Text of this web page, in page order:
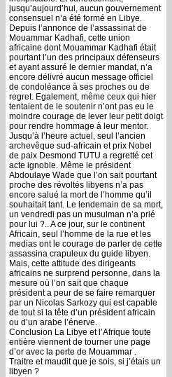
jusqu’aujourd’hui, aucun gouvernement
consensuel n’a été formé en Libye.
Depuis l’annonce de l’assassinat de
Mouammar Kadhafi, cette union
africaine dont Mouammar Kadhafi était
pourtant l’un des principaux défenseurs
et ayant assuré le dernier mandat, n’a
encore délivré aucun message officiel
de condoléance à ses proches ou de
regret. Egalement, même ceux qui hier
tentaient de le soutenir n’ont pas eu le
moindre courage de lever leur petit doigt
pour rendre hommage à leur mentor.
Jusqu’à l’heure actuel, seul l’ancien
archevêque sud-africain et prix Nobel
de paix Desmond TUTU a regretté cet
acte ignoble. Même le président
Abdoulaye Wade que l’on sait pourtant
proche des révoltés libyens n’a pas
encore salué la mort de l’homme qu’il
souhaitait tant. Le lendemain de sa mort,
un vendredi pas un musulman n’a prié
pour lui ?.. A ce jour, sur le continent
Africain, seul l’homme de la rue et les
medias ont le courage de parler de cette
assassina crapuleux du guide libyen.
Mais, cette attitude des dirigeants
africains ne surprend personne, dans la
mesure où l’on sait que chaque
président a peur de se faire remarquer
par un Nicolas Sarkozy qui est capable
de tout si la tête d’un président africain
ou d’un arabe l’énerve.
Conclusion La Libye et l’Afrique toute
entière viennent de tourner une page
d’or avec la perte de Mouammar .
Traitre et maudit que je sois, si j’étais un
libyen ?